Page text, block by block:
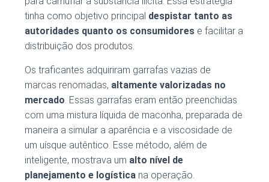
tinha como objetivo principal despistar tanto as
autoridades quanto os consumidores e facilitar a
distribuição dos produtos.
Os traficantes adquiriram garrafas vazias de
marcas renomadas, altamente valorizadas no
mercado. Essas garrafas eram então preenchidas
com uma mistura líquida de maconha, preparada de
maneira a simular a aparência e a viscosidade de
um uísque autêntico. Esse método, além de
inteligente, mostrava um alto nível de
planejamento e logística na operação.